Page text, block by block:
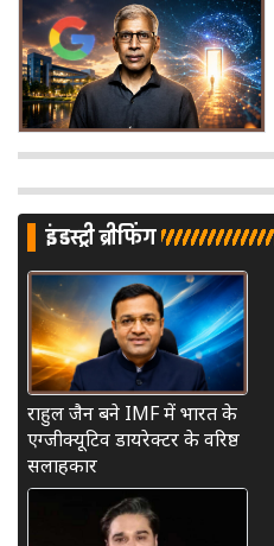
इंडस्ट्री ब्रीफिंग
राहुल जैन बने IMF में भारत के
एग्जीक्यूटिव डायरेक्टर के वरिष्ठ
सलाहकार